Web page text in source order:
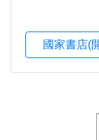
國家書店(